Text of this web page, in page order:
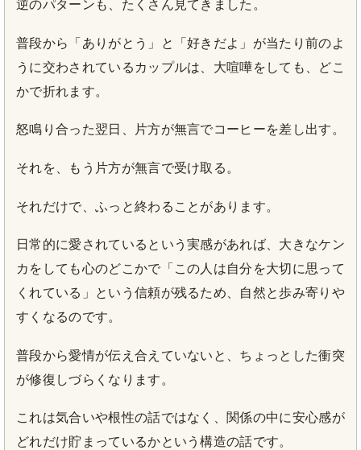
逆のパターンも、たくさん見てきました。
普段から「ありがとう」と「好きだよ」が当たり前のよ
うに交わされているカップルは、大喧嘩をしても、どこ
かで折れます。
怒鳴り合った翌日、片方が無言でコーヒーを差し出す。
それを、もう片方が無言で受け取る。
それだけで、ふっと終わることがあります。
日常的に愛されているという実感があれば、大きなケン
カをしても心のどこかで「この人は自分を大切に思って
くれている」という信頼が残るため、自然と歩み寄りや
すくなるのです。
普段から愛情が伝え合えていないと、ちょっとした衝突
が修復しづらくなります。
これは気合いや根性の話ではなく、関係の中に安心感が
どれだけ貯まっているかという構造の話です。